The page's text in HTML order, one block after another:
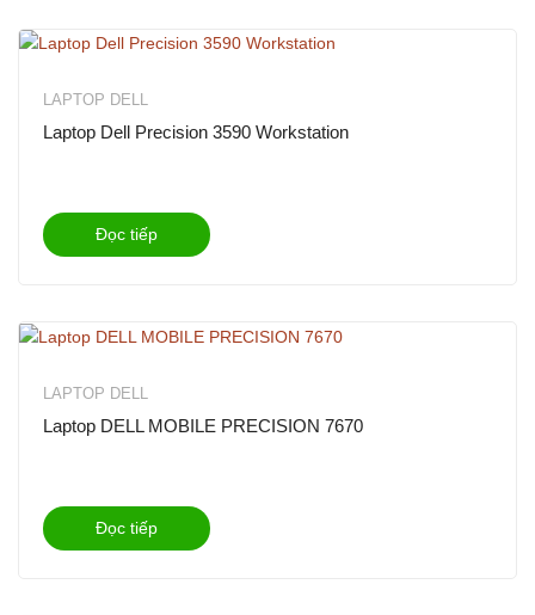
LAPTOP DELL
Laptop Dell Precision 3590 Workstation
Đọc tiếp
LAPTOP DELL
Laptop DELL MOBILE PRECISION 7670
Đọc tiếp